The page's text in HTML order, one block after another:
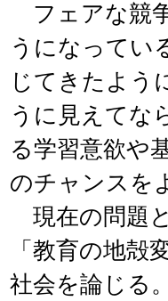
フェアな競
うになってい
じてきたよう
うに見えてな
る学習意欲や
のチャンスを
現在の問題
「教育の地
社会を論じる